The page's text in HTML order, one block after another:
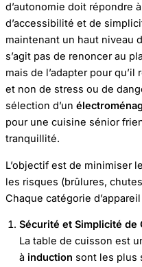
d’autonomie doit répondre
d’accessibilité et de
maintenant un haut niveau
s’agit pas de renoncer au
mais de l’adapter pour
et non de stress ou de
sélection d’un
pour une cuisine sénior
tranquillité.
L’objectif est de minimiser
les risques (brûlures,
Chaque catégorie
Sécurité et Simplicité de
La table de cuisson est
à induction sont les plus